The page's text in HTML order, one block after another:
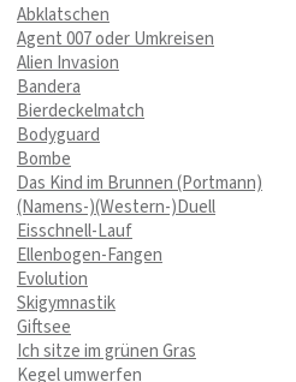
Abklatschen
Agent 007 oder Umkreisen
Alien Invasion
Bandera
Bierdeckelmatch
Bodyguard
Bombe
Das Kind im Brunnen (Portmann)
(Namens-)(Western-)Duell
Eisschnell-Lauf
Ellenbogen-Fangen
Evolution
Skigymnastik
Giftsee
Ich sitze im grünen Gras
Kegel umwerfen